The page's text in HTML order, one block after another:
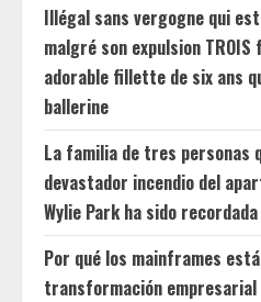
Illégal sans vergogne qui
malgré son expulsion
adorable fillette de six ans
ballerine
La familia de tres personas
devastador incendio del
Wylie Park ha sido
Por qué los mainframes
transformación empresarial